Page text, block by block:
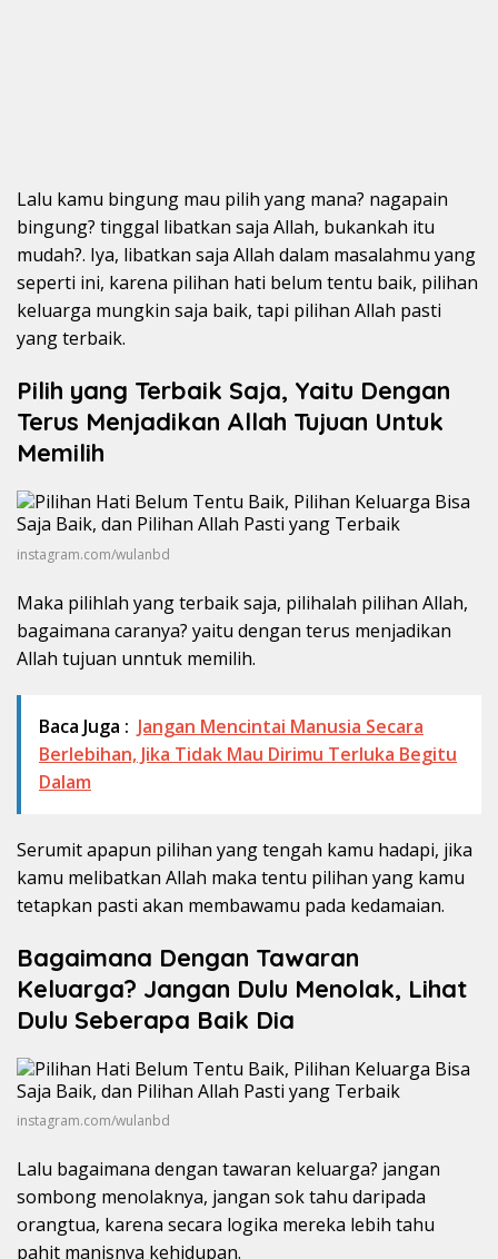
Lalu kamu bingung mau pilih yang mana? nagapain
bingung? tinggal libatkan saja Allah, bukankah itu
mudah?. Iya, libatkan saja Allah dalam masalahmu yang
seperti ini, karena pilihan hati belum tentu baik, pilihan
keluarga mungkin saja baik, tapi pilihan Allah pasti
yang terbaik.
Pilih yang Terbaik Saja, Yaitu Dengan
Terus Menjadikan Allah Tujuan Untuk
Memilih
instagram.com/wulanbd
Maka pilihlah yang terbaik saja, pilihalah pilihan Allah,
bagaimana caranya? yaitu dengan terus menjadikan
Allah tujuan unntuk memilih.
Baca Juga : Jangan Mencintai Manusia Secara
Berlebihan, Jika Tidak Mau Dirimu Terluka Begitu
Dalam
Serumit apapun pilihan yang tengah kamu hadapi, jika
kamu melibatkan Allah maka tentu pilihan yang kamu
tetapkan pasti akan membawamu pada kedamaian.
Bagaimana Dengan Tawaran
Keluarga? Jangan Dulu Menolak, Lihat
Dulu Seberapa Baik Dia
instagram.com/wulanbd
Lalu bagaimana dengan tawaran keluarga? jangan
sombong menolaknya, jangan sok tahu daripada
orangtua, karena secara logika mereka lebih tahu
pahit manisnya kehidupan.